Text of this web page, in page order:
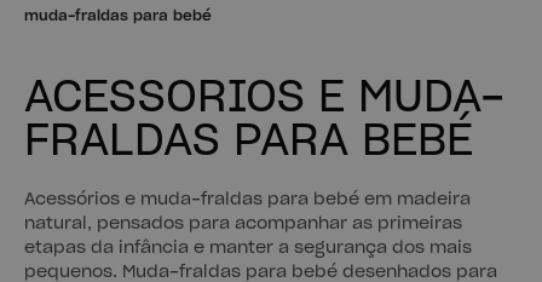
muda-fraldas para bebé
ACESSÓRIOS E MUDA-
FRALDAS PARA BEBÉ
Acessórios e muda-fraldas para bebé em madeira
natural, pensados para acompanhar as primeiras
etapas da infância e manter a segurança dos mais
pequenos. Muda-fraldas para bebé desenhados para